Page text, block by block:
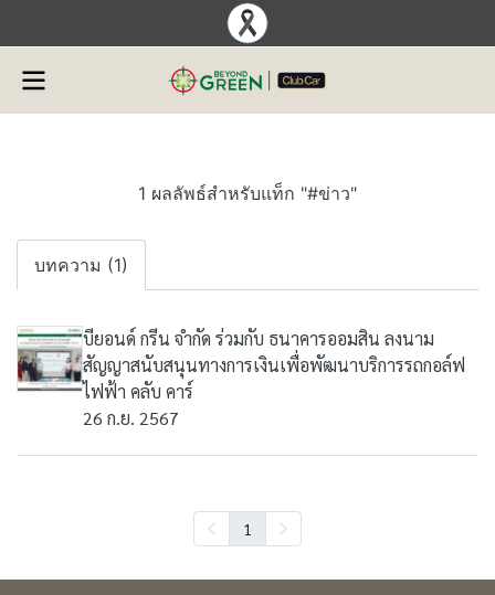
1 ผลลัพธ์สำหรับแท็ก "#ข่าว"
บทความ (1)
บียอนด์ กรีน จำกัด ร่วมกับ ธนาคารออมสิน ลงนาม
สัญญาสนับสนุนทางการเงินเพื่อพัฒนาบริการรถกอล์ฟ
ไฟฟ้า คลับ คาร์
26 ก.ย. 2567
1